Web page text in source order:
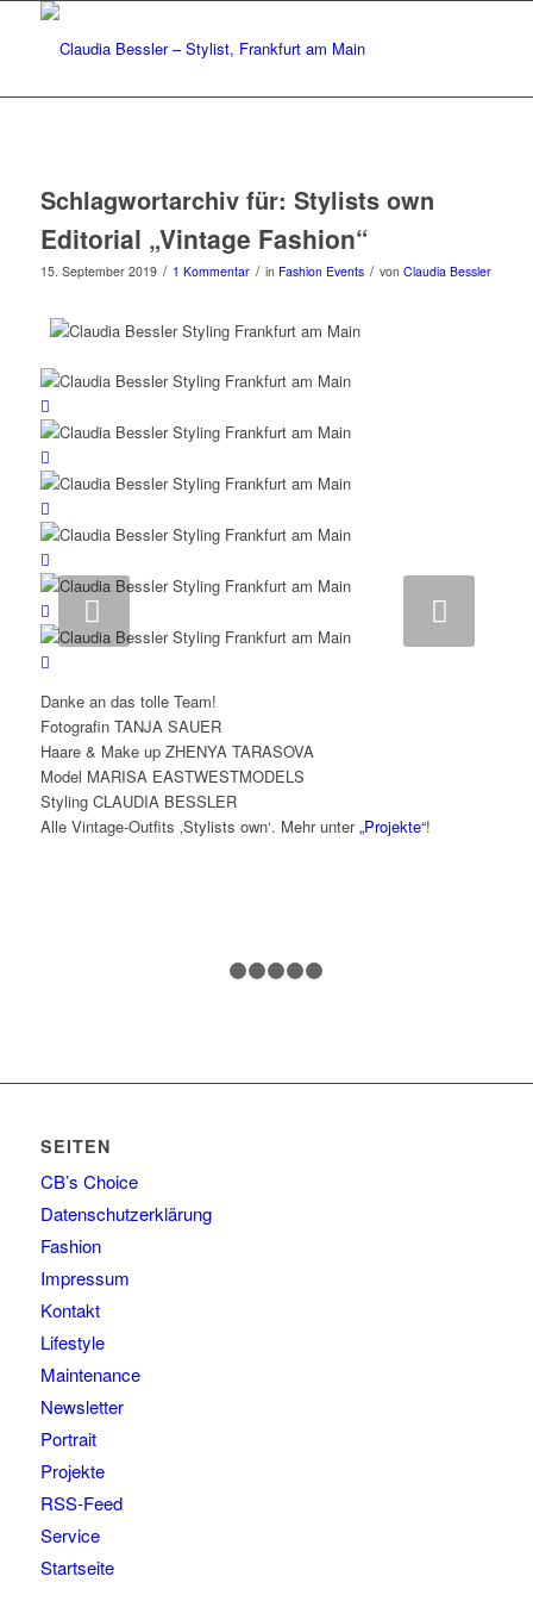
Schlagwortarchiv für: Stylists own
Editorial „Vintage Fashion“
15. September 2019 / 1 Kommentar / in Fashion Events / von Claudia Bessler
Danke an das tolle Team!
Fotografin TANJA SAUER
Haare & Make up ZHENYA TARASOVA
Model MARISA EASTWESTMODELS
Styling CLAUDIA BESSLER
Alle Vintage-Outfits ‚Stylists own‘. Mehr unter„Projekte“!
SEITEN
CB’s Choice
Datenschutzerklärung
Fashion
Impressum
Kontakt
Lifestyle
Maintenance
Newsletter
Portrait
Projekte
RSS-Feed
Service
Startseite